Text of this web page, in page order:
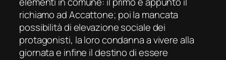
richiamo adAccattone; poi la mancata
possibilità di elevazione sociale dei
protagonisti, la loro condanna a vivere alla
giornata e infine il destino di essere